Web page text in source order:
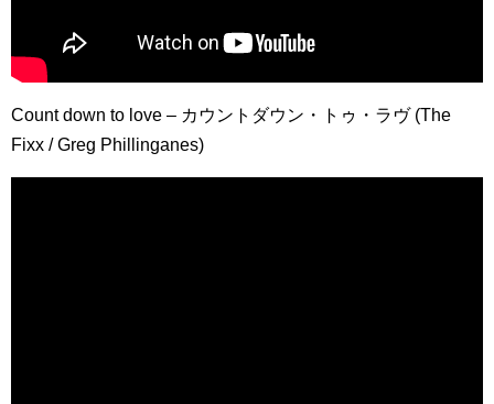
Count down to love – カウントダウン・トゥ・ラヴ (The
Fixx / Greg Phillinganes)